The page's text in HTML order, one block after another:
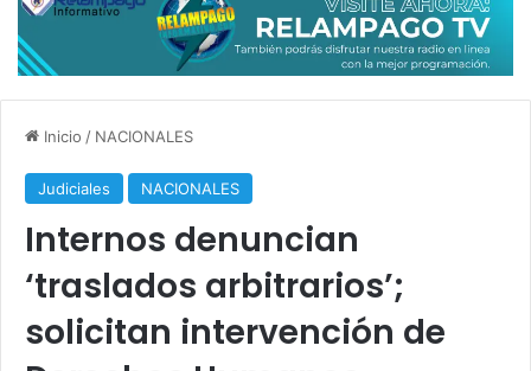
Inicio / NACIONALES
Judiciales NACIONALES
Internos denuncian
‘traslados arbitrarios’;
solicitan intervención de